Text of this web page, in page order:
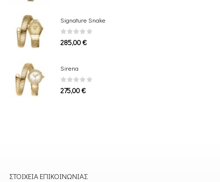
Signature Snake
0out of 5
285,00€
Sirena
0out of 5
275,00€
ΣΤΟΙΧΕΊΑ ΕΠΙΚΟΙΝΩΝΊΑΣ